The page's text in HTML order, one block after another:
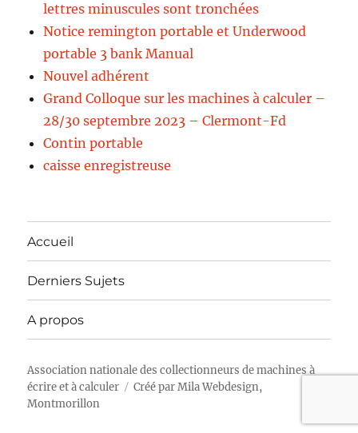
lettres minuscules sont tronchées
Notice remington portable et Underwood
portable 3 bank Manual
Nouvel adhérent
Grand Colloque sur les machines à calculer –
28/30 septembre 2023 – Clermont-Fd
Contin portable
caisse enregistreuse
Accueil
Derniers Sujets
A propos
Association nationale des collectionneurs de machines à
écrire et à calculer
Créé parMila Webdesign,
Montmorillon